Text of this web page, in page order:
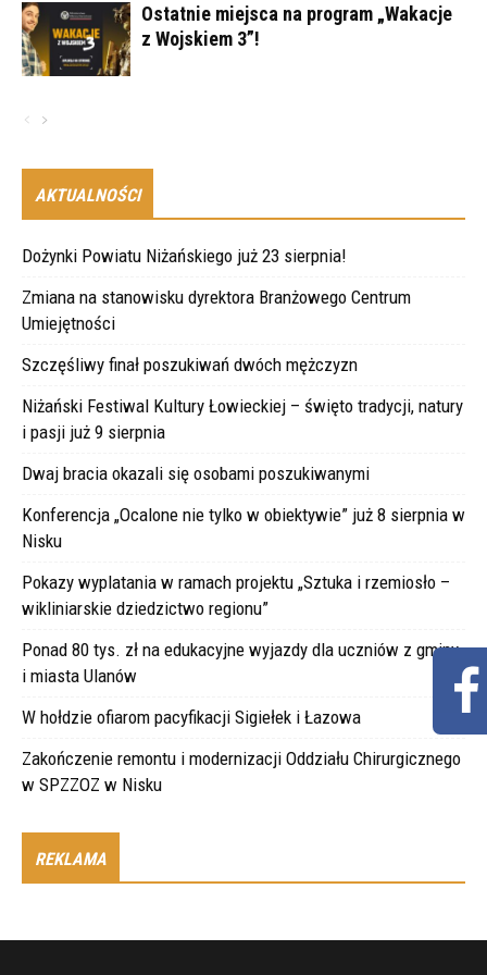
Ostatnie miejsca na program „Wakacje
z Wojskiem 3”!
AKTUALNOŚCI
Dożynki Powiatu Niżańskiego już 23 sierpnia!
Zmiana na stanowisku dyrektora Branżowego Centrum
Umiejętności
Szczęśliwy finał poszukiwań dwóch mężczyzn
Niżański Festiwal Kultury Łowieckiej – święto tradycji, natury
i pasji już 9 sierpnia
Dwaj bracia okazali się osobami poszukiwanymi
Konferencja „Ocalone nie tylko w obiektywie” już 8 sierpnia w
Nisku
Pokazy wyplatania w ramach projektu „Sztuka i rzemiosło –
wikliniarskie dziedzictwo regionu”
Ponad 80 tys. zł na edukacyjne wyjazdy dla uczniów z gminy
i miasta Ulanów
W hołdzie ofiarom pacyfikacji Sigiełek i Łazowa
Zakończenie remontu i modernizacji Oddziału Chirurgicznego
w SPZZOZ w Nisku
REKLAMA